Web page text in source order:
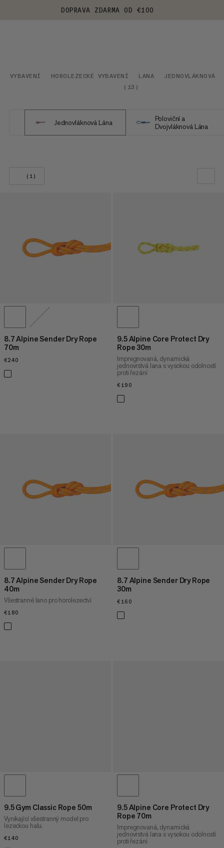
DOPRAVA ZDARMA OD €100
VYBAVENÍ HOROLEZECKÉ VYBAVENÍ LANA
JEDNOVLÁKNOVÁ
( 13 )
Jednovláknová Lána
Poloviční a
Dvojvláknová Lána
(1)
8.7 Alpine Sender Dry Rope
70m
€240
9.5 Alpine Core Protect Dry
Rope 30m
Impregnovaná, dynamická
jednovrstvá lana s vysokou odolností
proti řezání
€190
8.7 Alpine Sender Dry Rope
40m
Všestranné lano pro horolezectví
€180
8.7 Alpine Sender Dry Rope
30m
€160
9.5 Gym Classic Rope 50m
Vynikající všestranný model pro
lezeckou halu.
€140
9.5 Alpine Core Protect Dry
Rope 70m
Impregnovaná, dynamická
jednovrstvá lana s vysokou odolností
proti řezání